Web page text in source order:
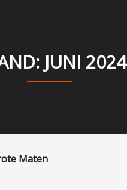
JUNI 2024
Maten